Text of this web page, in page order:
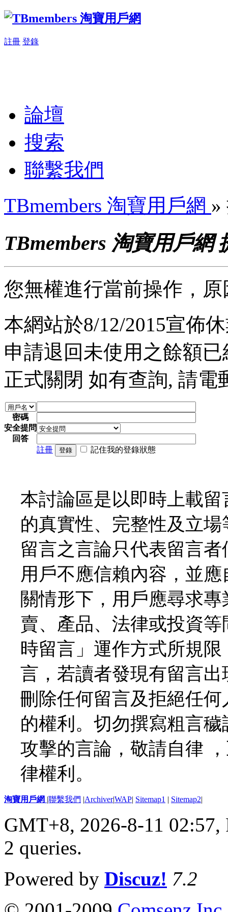
註冊 登錄
論壇
搜索
聯繫我們
TBmembers 淘寶用戶網 »
TBmembers 淘寶用戶網
您無權進行當前操作，
本網站於8/12/2015宣佈
申請退回未使用之餘額
正式關閉 如有查詢, 請電
密碼
安全提問
回答
註冊
登錄 記住我的登錄狀態
本討論區是以即時上載
的真實性、完整性及立
留言之言論只代表留言
用戶不應信賴內容，並
關情形下，用戶應尋求
賣、產品、法律或投資
時留言」運作方式所規
言，若讀者發現有留言
刪除任何留言及拒絕任
的權利。切勿撰寫粗言
攻擊的言論，敬請自律
律權利。
淘寶用戶網 |聯繫我們 |Archiver|WAP| Sitemap1 | Sitemap2|
GMT+8, 2026-8-11 02:57,
2 queries.
Powered by Discuz! 7.2